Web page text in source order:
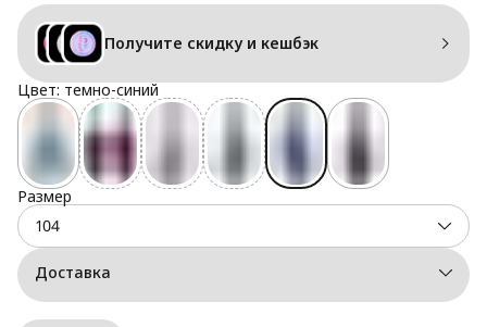
Получите скидку и кешбэк
Цвет: темно-синий
Размер
104
Доставка